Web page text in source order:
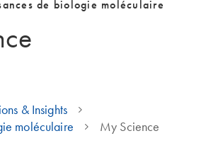
de biologie moléculaire
& Insights
moléculaire
My Science